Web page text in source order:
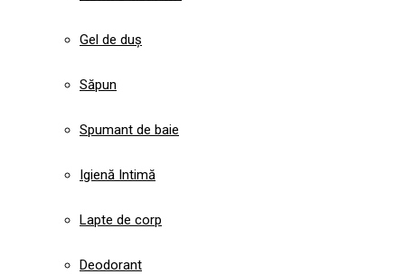
Gel de duș
Săpun
Spumant de baie
Igienă Intimă
Lapte de corp
Deodorant